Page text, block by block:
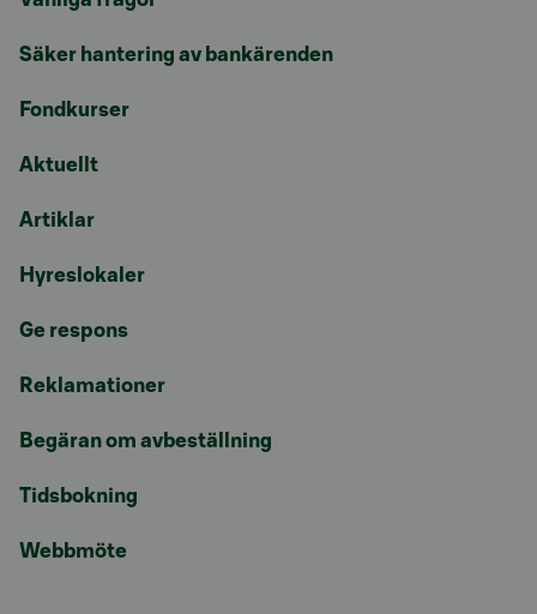
Säker hantering av bankärenden
Fondkurser
Aktuellt
Artiklar
Hyreslokaler
Ge respons
Reklamationer
Begäran om avbeställning
Tidsbokning
Webbmöte